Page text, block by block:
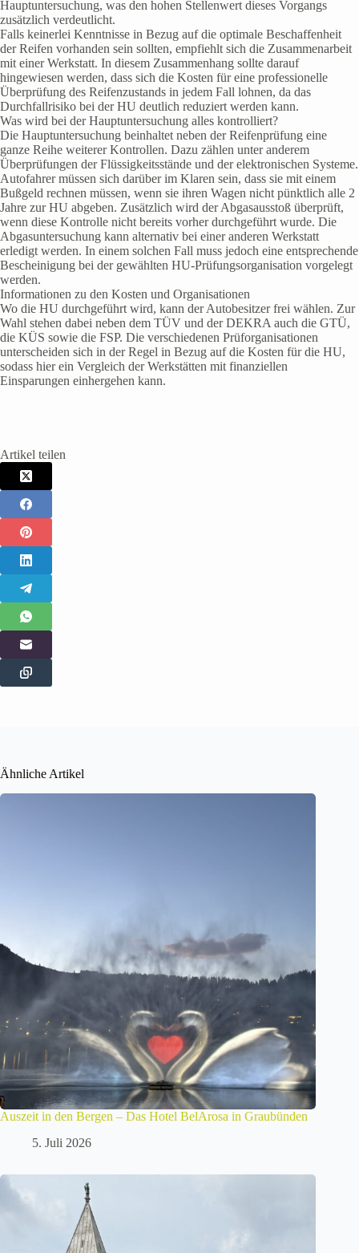
Hauptuntersuchung, was den hohen Stellenwert dieses Vorgangs
zusätzlich verdeutlicht.
Falls keinerlei Kenntnisse in Bezug auf die optimale Beschaffenheit
der Reifen vorhanden sein sollten, empfiehlt sich die Zusammenarbeit
mit einer Werkstatt. In diesem Zusammenhang sollte darauf
hingewiesen werden, dass sich die Kosten für eine professionelle
Überprüfung des Reifenzustands in jedem Fall lohnen, da das
Durchfallrisiko bei der HU deutlich reduziert werden kann.
Was wird bei der Hauptuntersuchung alles kontrolliert?
Die Hauptuntersuchung beinhaltet neben der Reifenprüfung eine
ganze Reihe weiterer Kontrollen. Dazu zählen unter anderem
Überprüfungen der Flüssigkeitsstände und der elektronischen Systeme.
Autofahrer müssen sich darüber im Klaren sein, dass sie mit einem
Bußgeld rechnen müssen, wenn sie ihren Wagen nicht pünktlich alle 2
Jahre zur HU abgeben. Zusätzlich wird der Abgasausstoß überprüft,
wenn diese Kontrolle nicht bereits vorher durchgeführt wurde. Die
Abgasuntersuchung kann alternativ bei einer anderen Werkstatt
erledigt werden. In einem solchen Fall muss jedoch eine entsprechende
Bescheinigung bei der gewählten HU-Prüfungsorganisation vorgelegt
werden.
Informationen zu den Kosten und Organisationen
Wo die HU durchgeführt wird, kann der Autobesitzer frei wählen. Zur
Wahl stehen dabei neben dem TÜV und der DEKRA auch die GTÜ,
die KÜS sowie die FSP. Die verschiedenen Prüforganisationen
unterscheiden sich in der Regel in Bezug auf die Kosten für die HU,
sodass hier ein Vergleich der Werkstätten mit finanziellen
Einsparungen einhergehen kann.
Artikel teilen
Ähnliche Artikel
Auszeit in den Bergen – Das Hotel BelArosa in Graubünden
5. Juli 2026